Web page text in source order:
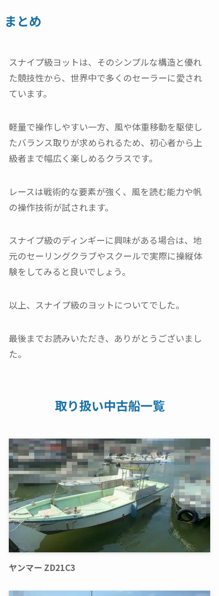
まとめ
スナイプ級ヨットは、そのシンプルな構造と優れ
た競技性から、世界中で多くのセーラーに愛され
ています。
軽量で操作しやすい一方、風や体重移動を駆使し
たバランス取りが求められるため、初心者から上
級者まで幅広く楽しめるクラスです。
レースは戦術的な要素が強く、風を読む能力や帆
の操作技術が試されます。
スナイプ級のディンギーに興味がある場合は、地
元のセーリングクラブやスクールで実際に操縦体
験をしてみると良いでしょう。
以上、スナイプ級のヨットについてでした。
最後までお読みいただき、ありがとうございまし
た。
取り扱い中古船一覧
ヤンマー ZD21C3